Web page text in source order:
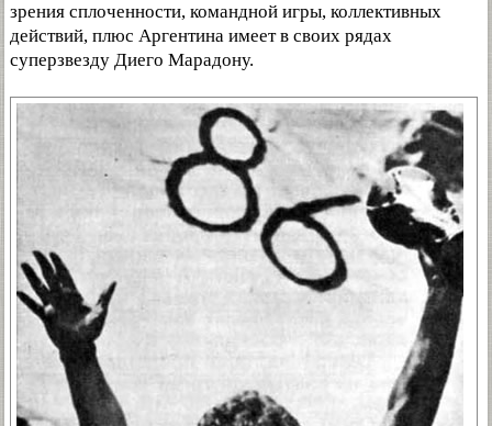
зрения сплоченности, командной игры, коллективных
действий, плюс Аргентина имеет в своих рядах
суперзвезду Диего Марадону.